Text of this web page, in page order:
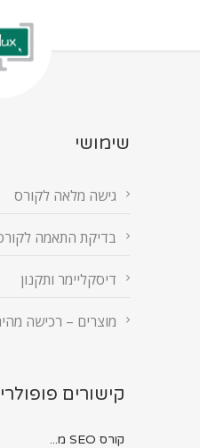
שימושי
גישה מלאה לקורס
בדיקת התאמה
דיסקליימר ותקנון
מוצרים – רכישה
קישורים
קורס SEO מ...